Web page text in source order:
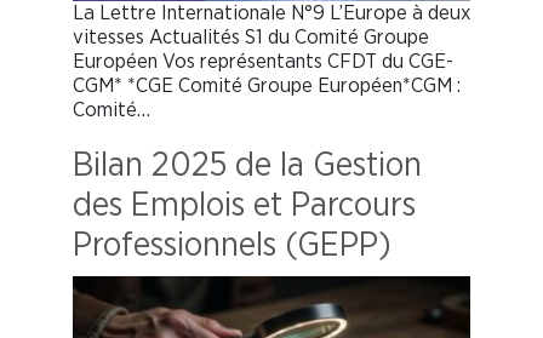
La Lettre Internationale N°9 L’Europe à deux
vitesses Actualités S1 du Comité Groupe
Européen Vos représentants CFDT du CGE-
CGM* *CGE Comité Groupe Européen*CGM :
Comité…
Bilan 2025 de la Gestion
des Emplois et Parcours
Professionnels (GEPP)